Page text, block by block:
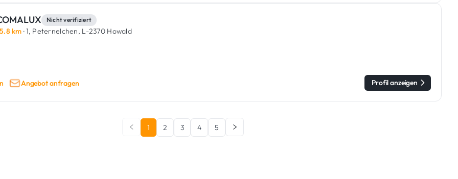
Nicht verifiziert
5.8 km · 1, Peternelchen, L-2370 Howald
Angebot anfragen Profil anzeigen
1 2 3 4 5